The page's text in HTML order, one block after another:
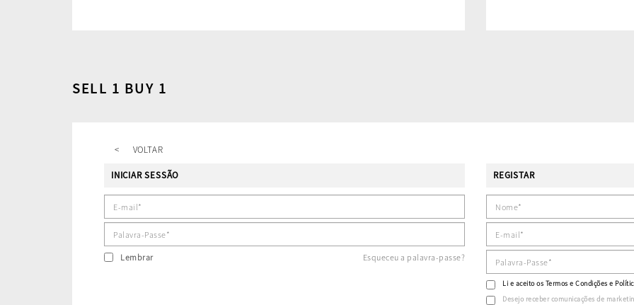
SELL 1 BUY 1
< VOLTAR
INICIAR SESSÃO
Lembrar Esqueceu a palavra-passe?
REGISTAR
Li e aceito os Termos e Condições e
Desejo receber comunicações de